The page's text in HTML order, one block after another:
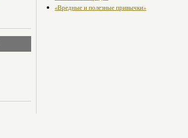
«Вредные и полезные привычки»